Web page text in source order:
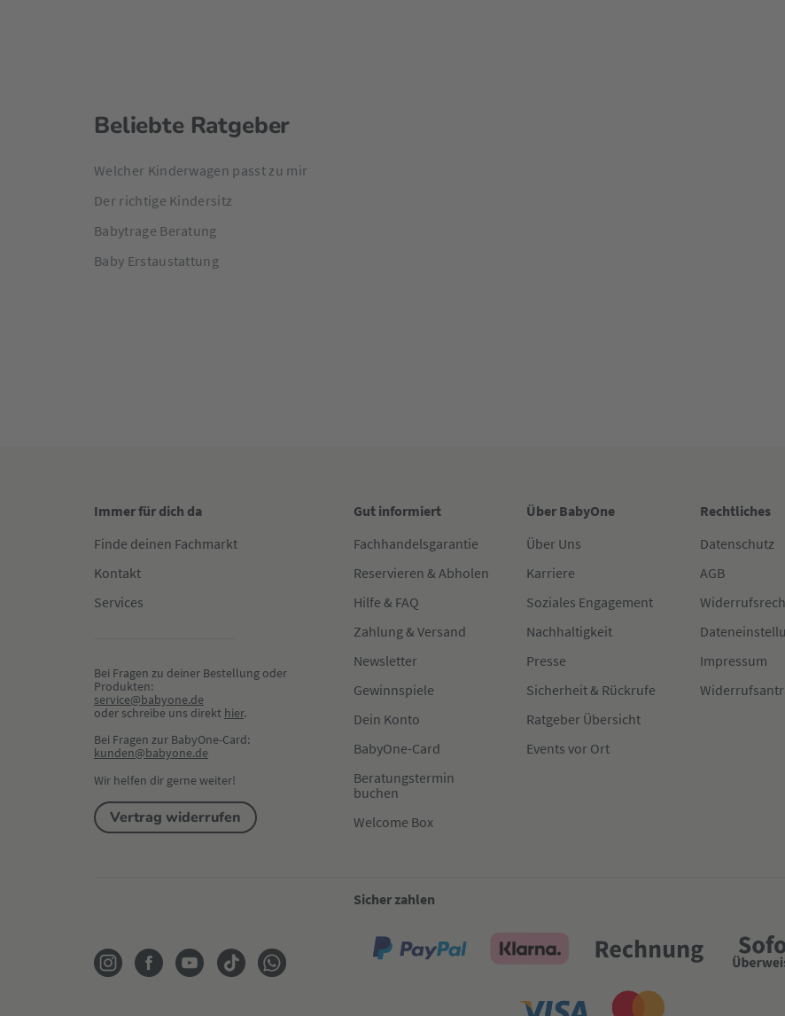
Beliebte Ratgeber
Welcher Kinderwagen passt zu mir
Der richtige Kindersitz
Babytrage Beratung
Baby Erstaustattung
Immer für dich da
Finde deinen Fachmarkt
Kontakt
Services
Bei Fragen zu deiner Bestellung oder
Produkten:
service@babyone.de
oder schreibe uns direkt hier.
Bei Fragen zur BabyOne-Card:
kunden@babyone.de
Wir helfen dir gerne weiter!
Vertrag widerrufen
Gut informiert
Fachhandelsgarantie
Reservieren & Abholen
Hilfe & FAQ
Zahlung & Versand
Newsletter
Gewinnspiele
Dein Konto
BabyOne-Card
Beratungstermin
buchen
Welcome Box
Über BabyOne
Über Uns
Karriere
Soziales Engagement
Nachhaltigkeit
Presse
Sicherheit & Rückrufe
Ratgeber Übersicht
Events vor Ort
Rechtliches
Datenschutz
AGB
Impressum
Sicher zahlen